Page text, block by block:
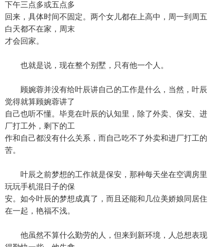
下午三点多或五点多
回来，具体时间不固定。两个女儿都在上高中，周一到周五
白天都不在家，周末
才会回家。
也就是说，现在整个别墅，只有他一个人。
顾婉蓉并没有给叶辰讲自己的工作是什么，当然，叶辰
觉得就算顾婉蓉讲了
自己也听不懂。毕竟在叶辰的认知里，除了外卖、保安、进
厂打工外，剩下的工
作和自己都没有什么关系，而自己吃不了外卖和进厂打工的
苦。
叶辰之前梦想的工作就是保安，那种每天坐在空调房里
玩玩手机混日子的保
安。如今叶辰的梦想成真了，而且还能和几位美娇娘同居住
在一起，艳福不浅。
他虽然不算什么勤劳的人，但来到新环境，人总想表现